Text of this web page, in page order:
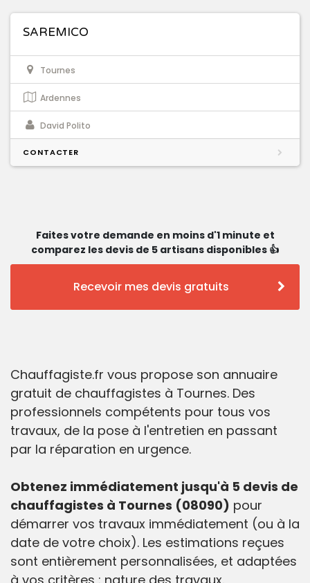
SAREMICO
Tournes
Ardennes
David Polito
CONTACTER
Faites votre demande en moins d'1 minute et
comparez les devis de 5 artisans disponibles 👍
Recevoir mes devis gratuits
Chauffagiste.fr vous propose son annuaire
gratuit de chauffagistes à Tournes. Des
professionnels compétents pour tous vos
travaux, de la pose à l'entretien en passant
par la réparation en urgence.
Obtenez immédiatement jusqu'à 5 devis de
chauffagistes à Tournes (08090) pour
démarrer vos travaux immédiatement (ou à la
date de votre choix). Les estimations reçues
sont entièrement personnalisées, et adaptées